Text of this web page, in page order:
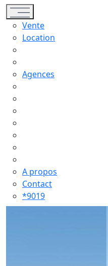
Toggle navigation
Vente
Location
Agences
A propos
Contact
*9019